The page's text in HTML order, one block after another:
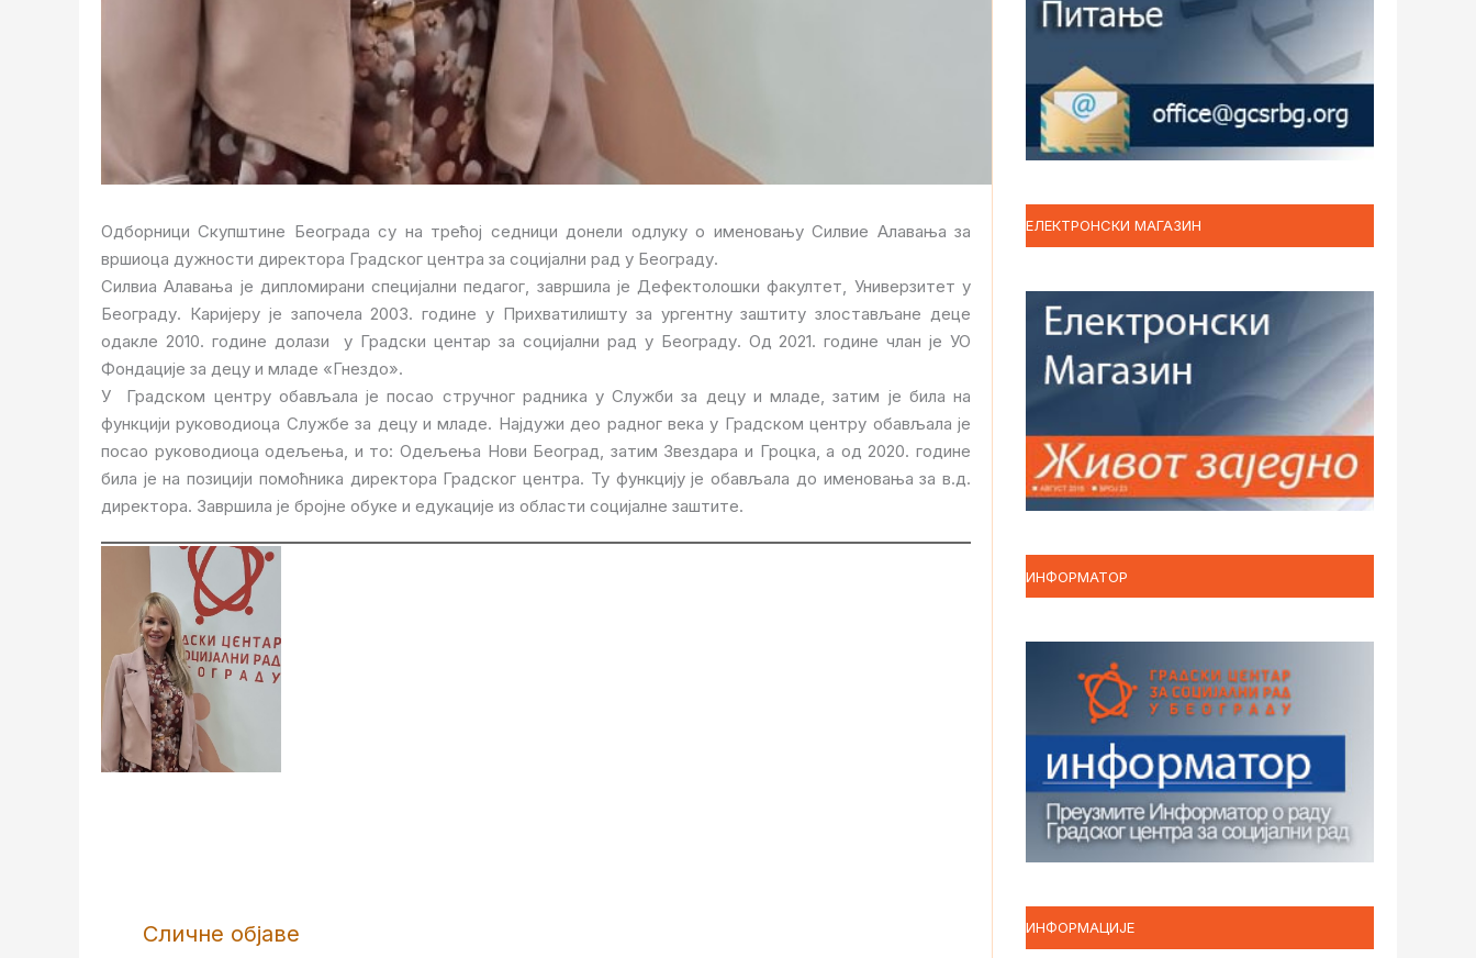
Одборници Скупштине Београда су на трећој седници донели одлуку о именовању Силвие Алавања за
вршиоца дужности директора Градског центра за социјални рад у Београду.
Силвиа Алавања је дипломирани специјални педагог, завршила је Дефектолошки факултет, Универзитет у
Београду. Каријеру је започела 2003. године у Прихватилишту за ургентну заштиту злостављане деце
одакле 2010. године долази у Градски центар за социјални рад у Београду. Од 2021. године члан је УО
Фондације за децу и младе «Гнездо».
У Градском центру обављала је посао стручног радника у Служби за децу и младе, затим је била на
функцији руководиоца Службе за децу и младе. Најдужи део радног века у Градском центру обављала је
посао руководиоца одељења, и то: Одељења Нови Београд, затим Звездара и Гроцка, а од 2020. године
била је на позицији помоћника директора Градског центра. Ту функцију је обављала до именовања за в.д.
директора. Завршила је бројне обуке и едукације из области социјалне заштите.
Сличне објаве
ЕЛЕКТРОНСКИ МАГАЗИН
ИНФОРМАТОР
ИНФОРМАЦИЈЕ